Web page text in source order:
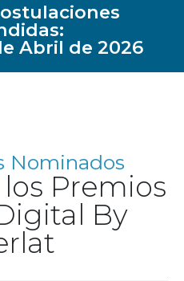
Abril de 2026
Nominados
Premios
By